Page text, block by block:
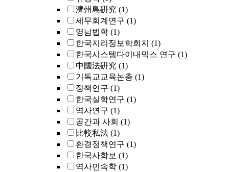
濟州島硏究 (1)
세무회계연구 (1)
영남법학 (1)
한국지리정보학회지 (1)
한국시스템다이내믹스 연구 (1)
中國法硏究 (1)
기독교교육논총 (1)
정책연구 (1)
한국실학연구 (1)
역사연구 (1)
공간과 사회 (1)
比較私法 (1)
환경정책연구 (1)
한국사학보 (1)
역사민속학 (1)